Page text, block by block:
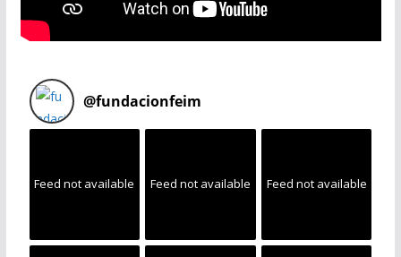
@fundacionfeim
Feed not available Feed not available Feed not available